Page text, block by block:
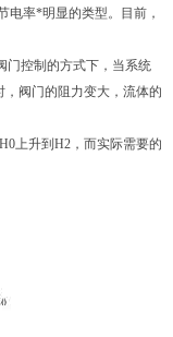
电率*明显的类型。目前，
门控制的方式下，当系统
，阀门的阻力变大，流体的
上升到H2，而实际需要的